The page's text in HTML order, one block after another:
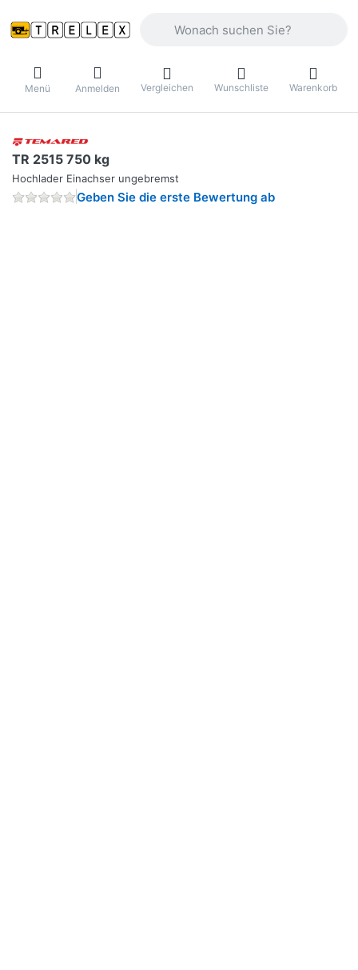
Menü Anmelden Vergleichen Wunschliste Warenkorb
TR 2515 750 kg
Hochlader Einachser ungebremst
Geben Sie die erste Bewertung ab